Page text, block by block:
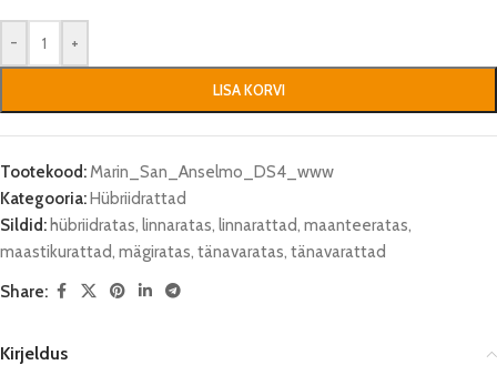
- +
LISA KORVI
Tootekood:Marin_San_Anselmo_DS4_www
Kategooria:Hübriidrattad
Sildid: hübriidratas, linnaratas, linnarattad, maanteeratas,
maastikurattad, mägiratas, tänavaratas, tänavarattad
Share:
Kirjeldus